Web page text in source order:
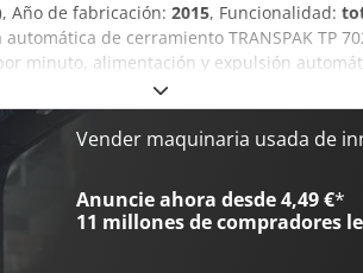
, Año de fabricación: 2015, Funcionalidad:
de cerramiento TRANSPAK TP
minuto, alimentación y expulsión
4 máquinas disponibles,
Vender maquinaria usada de
Anuncie ahora desde 4,49 €*
11 millones de compradores